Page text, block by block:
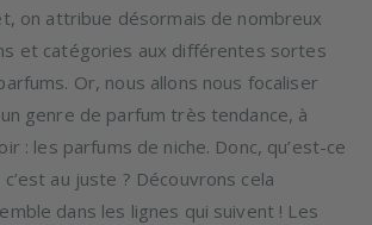
on attribue désormais de nombreux
et catégories aux différentes sortes
Or, nous allons nous focaliser
genre de parfum très tendance, à
: les parfums de niche. Donc, qu’est-ce
c’est au juste ? Découvrons cela
dans les lignes qui suivent ! Les